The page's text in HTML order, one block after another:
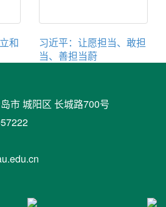
和
习近平：让愿担当、敢担
当、善担当蔚
市 城阳区 长城路700号